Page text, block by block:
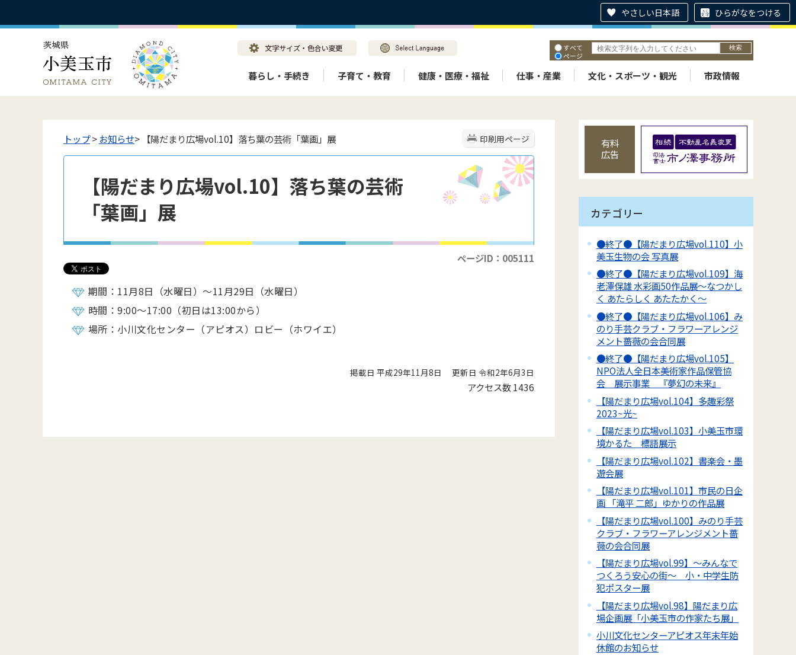
やさしい日本語 ひらがなをつける
すべて
ページ
暮らし・手続き 子育て・教育 健康・医療・福祉 仕事・産業 文化・スポーツ・観光 市政情報
印刷用ページ
トップ>お知らせ> 【陽だまり広場vol.10】落ち葉の芸術「葉画」展
【陽だまり広場vol.10】落ち葉の芸術
「葉画」展
ページID：005111
期間：11月8日（水曜日）～11月29日（水曜日）
時間：9:00～17:00（初日は13:00から）
場所：小川文化センター（アピオス）ロビー（ホワイエ）
掲載日 平成29年11月8日 更新日 令和2年6月3日
アクセス数1436
有料
広告
カテゴリー
●終了●【陽だまり広場vol.110】小
美玉生物の会 写真展
●終了●【陽だまり広場vol.109】海
老澤保雄 水彩画50作品展～なつかし
く あたらしく あたたかく～
●終了●【陽だまり広場vol.106】み
のり手芸クラブ・フラワーアレンジ
メント薔薇の会合同展
●終了●【陽だまり広場vol.105】
NPO法人全日本美術家作品保管協
会 展示事業 『夢幻の未来』
【陽だまり広場vol.104】多趣彩祭
2023~光~
【陽だまり広場vol.103】小美玉市環
境かるた 標語展示
【陽だまり広場vol.102】書楽会・墨
遊会展
【陽だまり広場vol.101】市民の日企
画 「滝平 二郎」ゆかりの作品展
【陽だまり広場vol.100】みのり手芸
クラブ・フラワーアレンジメント薔
薇の会合同展
【陽だまり広場vol.99】～みんなで
つくろう安心の街～ 小・中学生防
犯ポスター展
【陽だまり広場vol.98】陽だまり広
場企画展「小美玉市の作家たち展」
小川文化センターアピオス年末年始
休館のお知らせ